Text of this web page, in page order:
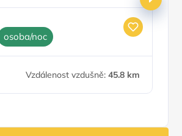
Parkování zdarma
osoba/noc
Vzdálenost vzdušně: 45.8 km